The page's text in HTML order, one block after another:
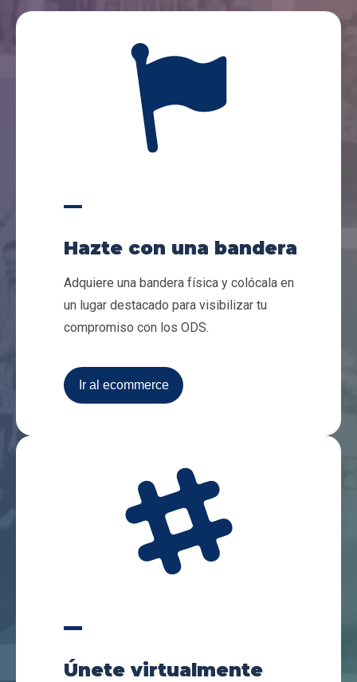
Hazte con una bandera
Adquiere una bandera física y colócala en
un lugar destacado para visibilizar tu
compromiso con los ODS.
Ir al ecommerce
Únete virtualmente